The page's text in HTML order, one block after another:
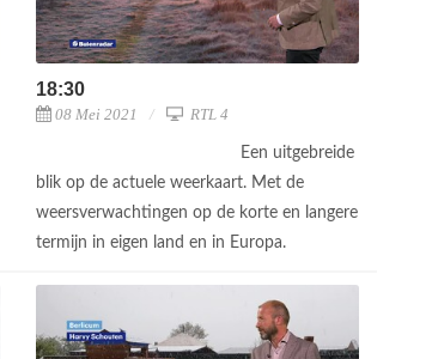
18:30
08 Mei 2021 RTL 4
Een uitgebreide
blik op de actuele weerkaart. Met de
weersverwachtingen op de korte en langere
termijn in eigen land en in Europa.